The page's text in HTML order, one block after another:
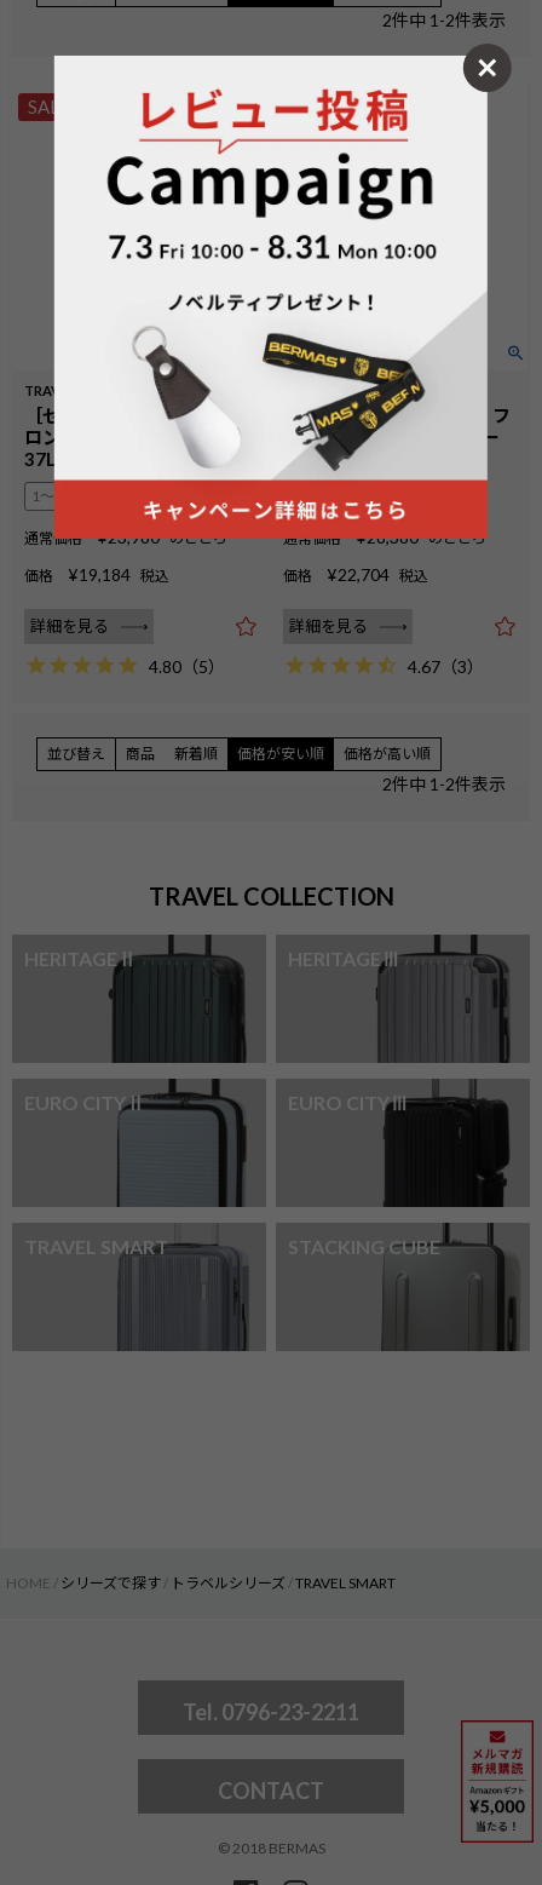
ショルダー
ハンガー付き 機内持ち込みサイズ
無料手荷物サイズ
2件中 1 -2件表示
TRAVEL SMART
［セール品］No.60550：フ
ロントオープンファスナー
37L 50cm
1〜2泊
SALE
通常価格 ¥23,980 のところ
価格 ¥19,184 税込
詳細を見る
4.80 （5）
TRAVEL SMART
［セール品］No.60551：フ
ロントオープンファスナー
53L 56cm
3〜4泊
SALE
通常価格 ¥28,380 のところ
価格 ¥22,704 税込
詳細を見る
4.67 （3）
並び替え 商品 新着順 価格が安い順 価格が高い順
2件中 1 -2件表示
TRAVEL COLLECTION
HERITAGEⅡ HERITAGEⅢ
EURO CITYⅡ EURO CITYⅢ
TRAVEL SMART STACKING CUBE
HOME シリーズで探す トラベルシリーズ TRAVEL SMART
Tel. 0796-23-2211
CONTACT
© 2018 BERMAS